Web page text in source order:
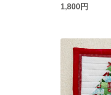
1,800円